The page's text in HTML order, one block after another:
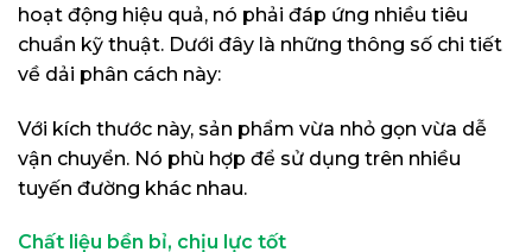
hoạt động hiệu quả, nó phải đáp ứng nhiều tiêu
chuẩn kỹ thuật. Dưới đây là những thông số chi tiết
về dải phân cách này:
Với kích thước này, sản phẩm vừa nhỏ gọn vừa dễ
vận chuyển. Nó phù hợp để sử dụng trên nhiều
tuyến đường khác nhau.
Chất liệu bền bỉ, chịu lực tốt